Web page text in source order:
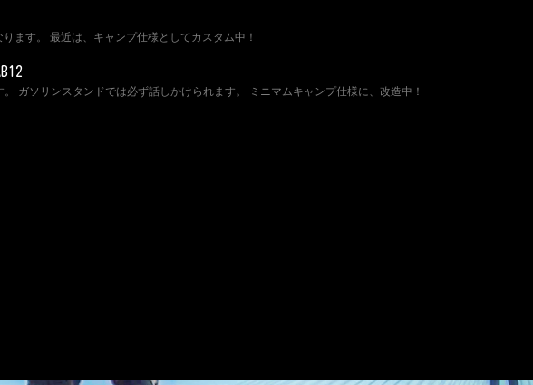
す。 最近は、キャンプ仕様としてカスタム中！
ソリンスタンドでは必ず話しかけられます。 ミニマムキャンプ仕様に、改造中！